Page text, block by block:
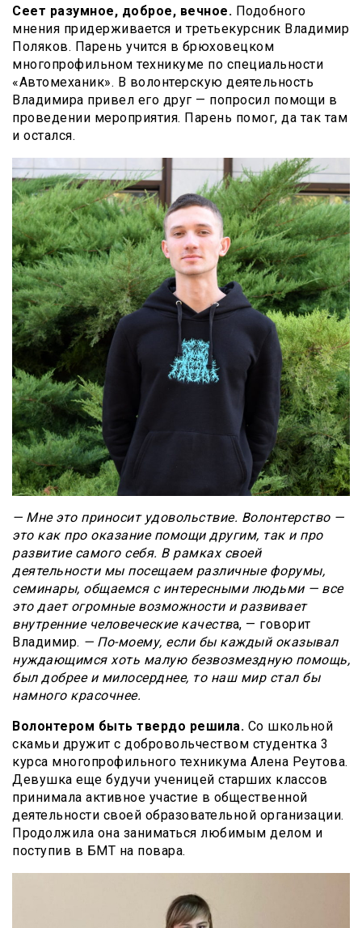
Сеет разумное, доброе, вечное. Подобного
мнения придерживается и третьекурсник Владимир
Поляков. Парень учится в брюховецком
многопрофильном техникуме по специальности
«Автомеханик». В волонтерскую деятельность
Владимира привел его друг — попросил помощи в
проведении мероприятия. Парень помог, да так там
и остался.
— Мне это приносит удовольствие. Волонтерство —
это как про оказание помощи другим, так и про
развитие самого себя. В рамках своей
деятельности мы посещаем различные форумы,
семинары, общаемся с интересными людьми — все
это дает огромные возможности и развивает
внутренние человеческие качества, — говорит
Владимир. — По-моему, если бы каждый оказывал
нуждающимся хоть малую безвозмездную помощь,
был добрее и милосерднее, то наш мир стал бы
намного красочнее.
Волонтером быть твердо решила. Со школьной
скамьи дружит с добровольчеством студентка 3
курса многопрофильного техникума Алена Реутова.
Девушка еще будучи ученицей старших классов
принимала активное участие в общественной
деятельности своей образовательной организации.
Продолжила она заниматься любимым делом и
поступив в БМТ на повара.